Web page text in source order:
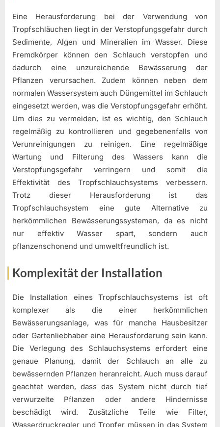
Eine Herausforderung bei der Verwendung von
Tropfschläuchen liegt in der Verstopfungsgefahr durch
Sedimente, Algen und Mineralien im Wasser. Diese
Fremdkörper können den Schlauch verstopfen und
dadurch eine unzureichende Bewässerung der
Pflanzen verursachen. Zudem können neben dem
normalen Wassersystem auch Düngemittel im Schlauch
eingesetzt werden, was die Verstopfungsgefahr erhöht.
Um dies zu vermeiden, ist es wichtig, den Schlauch
regelmäßig zu kontrollieren und gegebenenfalls von
Verunreinigungen zu reinigen. Eine regelmäßige
Wartung und Filterung des Wassers kann die
Verstopfungsgefahr verringern und somit die
Effektivität des Tropfschlauchsystems verbessern.
Trotz dieser Herausforderung ist das
Tropfschlauchsystem eine gute Alternative zu
herkömmlichen Bewässerungssystemen, da es nicht
nur effektiv Wasser spart, sondern auch
pflanzenschonend und umweltfreundlich ist.
Komplexität der Installation
Die Installation eines Tropfschlauchsystems ist oft
komplexer als die einer herkömmlichen
Bewässerungsanlage, was für manche Hausbesitzer
oder Gartenliebhaber eine Herausforderung sein kann.
Die Verlegung des Schlauchsystems erfordert eine
genaue Planung, damit der Schlauch an alle zu
bewässernden Pflanzen heranreicht. Auch muss darauf
geachtet werden, dass das System nicht durch tief
verwurzelte Pflanzen oder andere Hindernisse
beschädigt wird. Zusätzliche Teile wie Filter,
Wasserdruckregler und Tropfer müssen in das System